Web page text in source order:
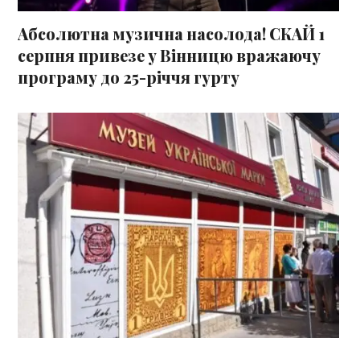
Абсолютна музична насолода! СКАЙ 1
серпня привезе у Вінницю вражаючу
програму до 25-річчя гурту